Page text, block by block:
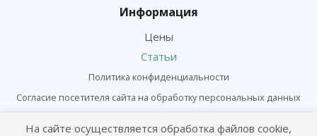
Информация
Цены
Статьи
Политика конфиденциальности
Согласие посетителя сайта на обработку персональных данных
На сайте осуществляется обработка файлов cookie,